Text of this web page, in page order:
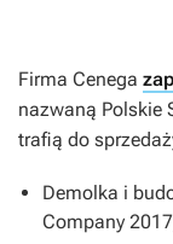
Firma Cenega
nazwaną Polskie
trafią do
Demolka i
Company 2017